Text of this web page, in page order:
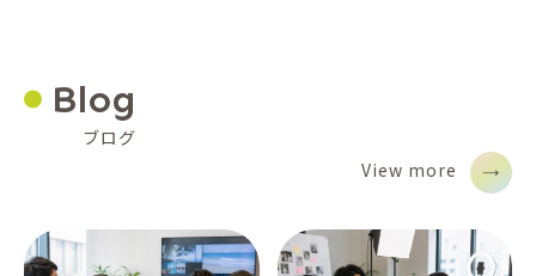
Blog
ブログ
View more